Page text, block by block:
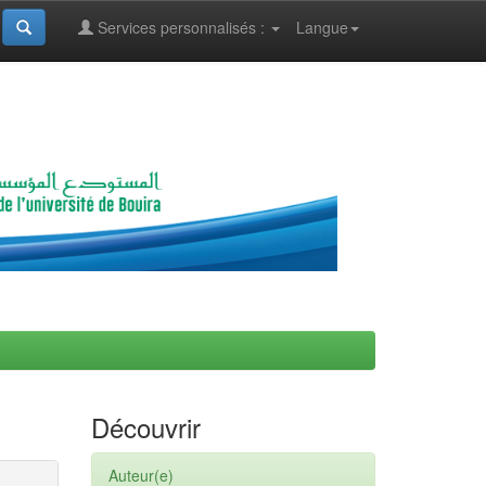
Langue
Services personnalisés :
Découvrir
Auteur(e)